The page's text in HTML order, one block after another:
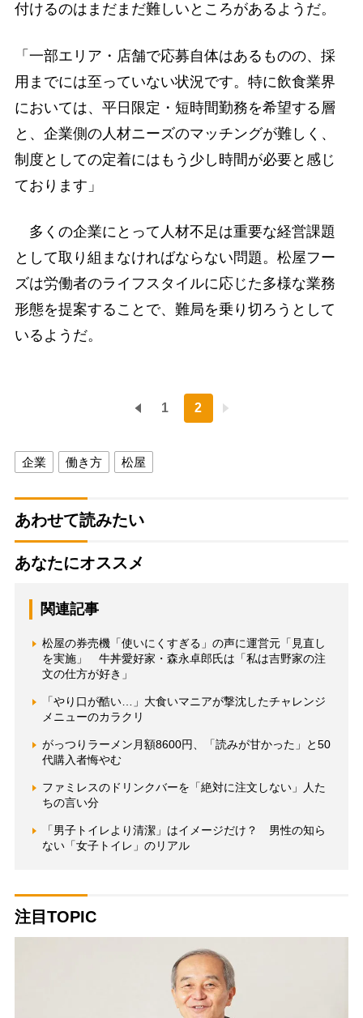
付けるのはまだまだ難しいところがあるようだ。
「一部エリア・店舗で応募自体はあるものの、採
用までには至っていない状況です。特に飲食業界
においては、平日限定・短時間勤務を希望する層
と、企業側の人材ニーズのマッチングが難しく、
制度としての定着にはもう少し時間が必要と感じ
ております」
多くの企業にとって人材不足は重要な経営課題
として取り組まなければならない問題。松屋フー
ズは労働者のライフスタイルに応じた多様な業務
形態を提案することで、難局を乗り切ろうとして
いるようだ。
1 2
企業 働き方 松屋
あわせて読みたい
あなたにオススメ
関連記事
松屋の券売機「使いにくすぎる」の声に運営元「見直し
を実施」 牛丼愛好家・森永卓郎氏は「私は吉野家の注
文の仕方が好き」
「やり口が酷い…」大食いマニアが撃沈したチャレンジ
メニューのカラクリ
がっつりラーメン月額8600円、「読みが甘かった」と50
代購入者悔やむ
ファミレスのドリンクバーを「絶対に注文しない」人た
ちの言い分
「男子トイレより清潔」はイメージだけ？ 男性の知ら
ない「女子トイレ」のリアル
注目TOPIC